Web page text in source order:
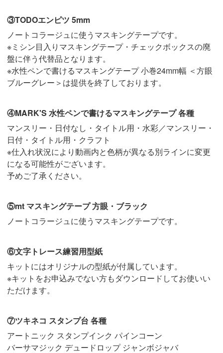
③TODOエンピツ 5mm
ノートコラージュに使うマスキングテープです。
※ミシン目入りマスキングテープ・チェックボックスの廃
盤に伴う代替品となります。
※水性ペンで書けるマスキングテープ 小巻24mm幅 ＜方眼
ブルーグレー＞は提供を終了しております。
④MARK'S 水性ペンで書けるマスキングテープ 各種
マンスリー・日付なし・タイトル用・水彩／マンスリー・
日付・タイトル用・クラフト
※仕入れ状況により動画内と色柄が異なる別ラインに変更
になる可能性がございます。
予めご了承ください。
⑤mt マスキングテープ 方眼・ブラック
ノートコラージュに使うマスキングテープです。
⑥文字トレース練習用型紙
キットにはオリジナルの型紙が付属しています。
※キットをお申込みでない方もダウンロードしてお使いい
ただけます。
⑦ツキネコ スタンプ台 各種
アートニック スタンプインク パインコーン
バーサマジック デュードロップ ジャンボジャバ